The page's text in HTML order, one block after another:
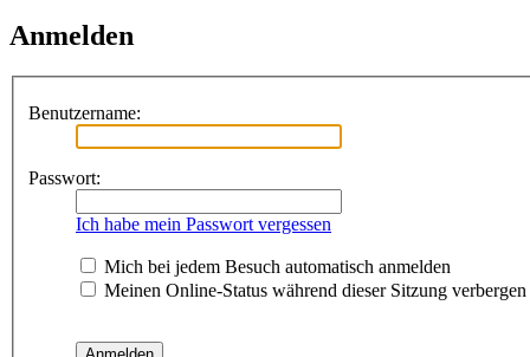
Anmelden
Benutzername:
Passwort:
Ich habe mein Passwort vergessen
Mich bei jedem Besuch automatisch anmelden
Meinen Online-Status während dieser Sitzung verbergen